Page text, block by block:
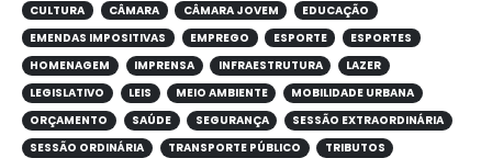
CULTURA
CÂMARA CÂMARA JOVEM
EDUCAÇÃO
EMENDAS IMPOSITIVAS
EMPREGO ESPORTE
ESPORTES
HOMENAGEM
IMPRENSA INFRAESTRUTURA
LAZER
LEGISLATIVO
LEIS MEIO AMBIENTE
MOBILIDADE URBANA
ORÇAMENTO
SAÚDE SEGURANÇA
SESSÃO EXTRAORDINÁRIA
SESSÃO ORDINÁRIA
TRANSPORTE PÚBLICO
TRIBUTOS